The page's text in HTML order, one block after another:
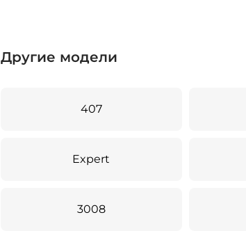
Другие модели
407
Expert
3008